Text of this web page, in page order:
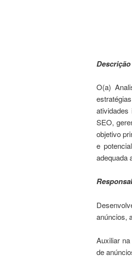
O(a)
SEO,
objetivo
e
adequada
anúncios,
Auxiliar
de